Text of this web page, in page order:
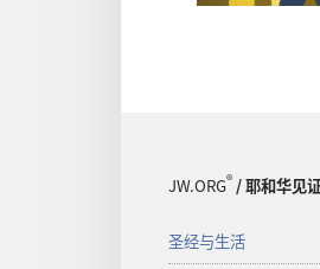
JW.ORG® / 耶和华见
圣经与生活